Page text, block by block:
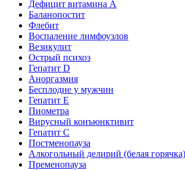
Дефицит витамина А
Баланопостит
Флебит
Воспаление лимфоузлов
Везикулит
Острый психоз
Гепатит D
Аноргазмия
Бесплодие у мужчин
Гепатит E
Пиометра
Вирусный конъюнктивит
Гепатит C
Постменопауза
Алкогольный делирий (белая горячка)
Пременопауза